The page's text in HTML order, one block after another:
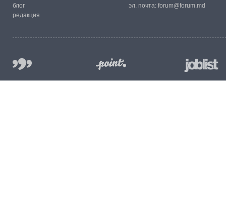
блог
редакция
эл. почта: forum@forum.md